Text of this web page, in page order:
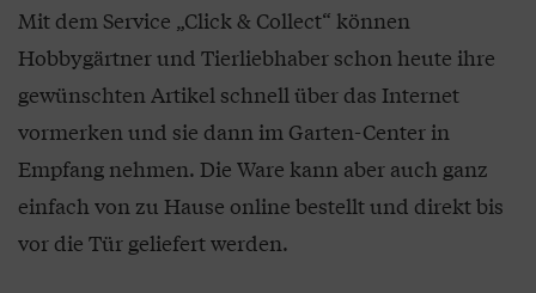
Mit dem Service „Click & Collect“ können
Hobbygärtner und Tierliebhaber schon heute ihre
gewünschten Artikel schnell über das Internet
vormerken und sie dann im Garten-Center in
Empfang nehmen. Die Ware kann aber auch ganz
einfach von zu Hause online bestellt und direkt bis
vor die Tür geliefert werden.